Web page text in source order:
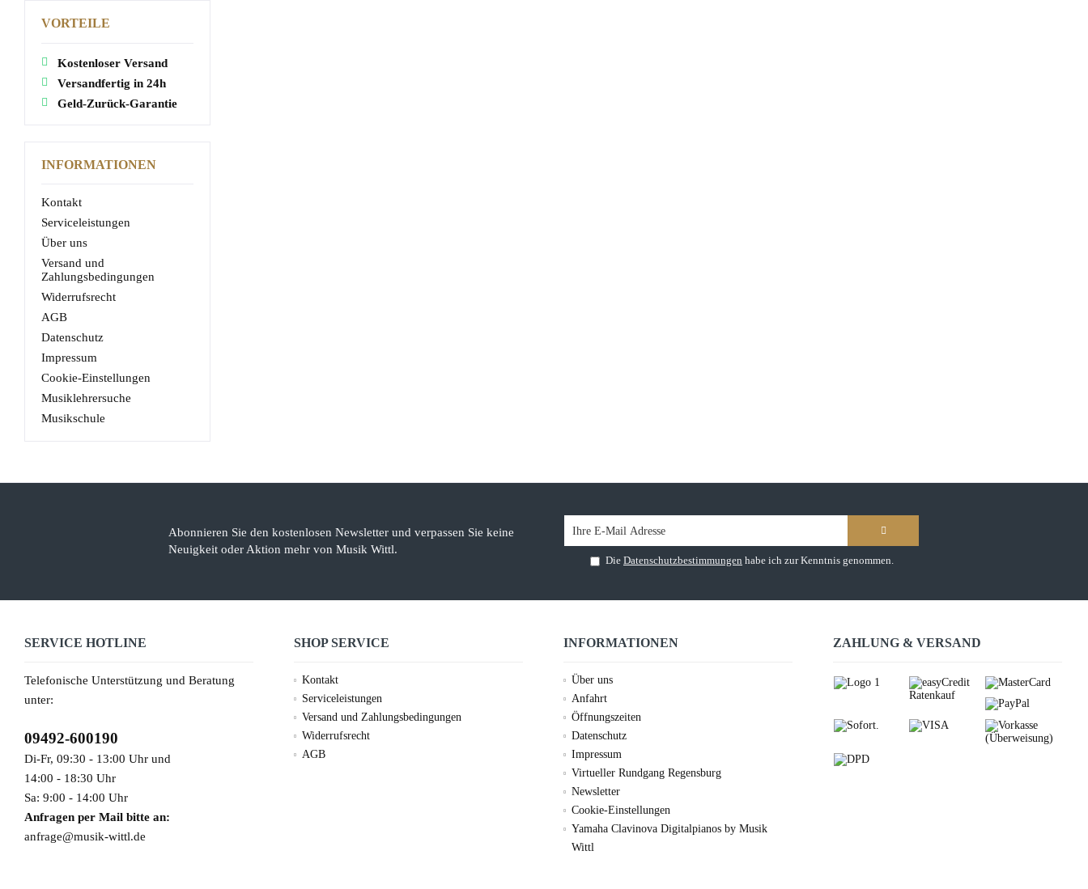
VORTEILE
Kostenloser Versand
Versandfertig in 24h
Geld-Zurück-Garantie
INFORMATIONEN
Kontakt
Serviceleistungen
Über uns
Versand und
Zahlungsbedingungen
Widerrufsrecht
AGB
Datenschutz
Impressum
Cookie-Einstellungen
Musiklehrersuche
Musikschule
Abonnieren Sie den kostenlosen Newsletter und verpassen Sie keine
Neuigkeit oder Aktion mehr von Musik Wittl.
Die Datenschutzbestimmungen habe ich zur Kenntnis genommen.
SERVICE HOTLINE
Telefonische Unterstützung und Beratung
unter:
09492-600190
Di-Fr, 09:30 - 13:00 Uhr und
14:00 - 18:30 Uhr
Sa: 9:00 - 14:00 Uhr
Anfragen per Mail bitte an:
anfrage@musik-wittl.de
SHOP SERVICE
Kontakt
Serviceleistungen
Versand und Zahlungsbedingungen
Widerrufsrecht
AGB
INFORMATIONEN
Über uns
Anfahrt
Öffnungszeiten
Datenschutz
Impressum
Virtueller Rundgang Regensburg
Newsletter
Cookie-Einstellungen
Yamaha Clavinova Digitalpianos by Musik
Wittl
ZAHLUNG & VERSAND